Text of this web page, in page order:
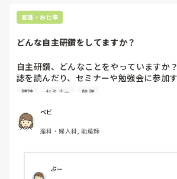
看護・お仕事
どんな自主研鑽をしてますか？
自主研鑽、どんなことをやっていますか
誌を読んだり、セミナーや勉強会に参加
で疲れて研鑽どころではない時期もある
雑誌 セミナー 勉強
ベビ
産科・婦人科, 助産師
ぶー